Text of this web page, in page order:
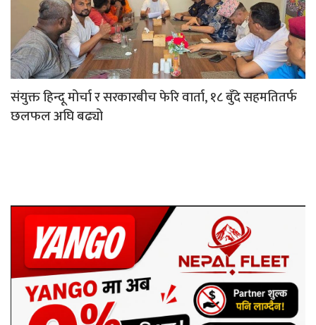
संयुक्त हिन्दू मोर्चा र सरकारबीच फेरि वार्ता, १८ बुँदे सहमतितर्फ
छलफल अघि बढ्यो